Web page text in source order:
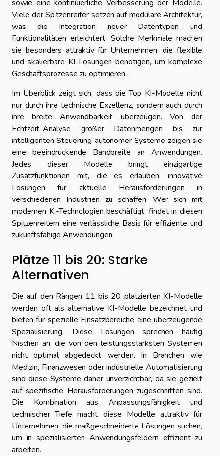
sowie eine kontinuierliche Verbesserung der Modelle.
Viele der Spitzenreiter setzen auf modulare Architektur,
was die Integration neuer Datentypen und
Funktionalitäten erleichtert. Solche Merkmale machen
sie besonders attraktiv für Unternehmen, die flexible
und skalierbare KI-Lösungen benötigen, um komplexe
Geschäftsprozesse zu optimieren.
Im Überblick zeigt sich, dass die Top KI-Modelle nicht
nur durch ihre technische Exzellenz, sondern auch durch
ihre breite Anwendbarkeit überzeugen. Von der
Echtzeit-Analyse großer Datenmengen bis zur
intelligenten Steuerung autonomer Systeme zeigen sie
eine beeindruckende Bandbreite an Anwendungen.
Jedes dieser Modelle bringt einzigartige
Zusatzfunktionen mit, die es erlauben, innovative
Lösungen für aktuelle Herausforderungen in
verschiedenen Industrien zu schaffen. Wer sich mit
modernen KI-Technologien beschäftigt, findet in diesen
Spitzenreitern eine verlässliche Basis für effiziente und
zukunftsfähige Anwendungen.
Plätze 11 bis 20: Starke
Alternativen
Die auf den Rängen 11 bis 20 platzierten KI-Modelle
werden oft als alternative KI-Modelle bezeichnet und
bieten für spezielle Einsatzbereiche eine überzeugende
Spezialisierung. Diese Lösungen sprechen häufig
Nischen an, die von den leistungsstärksten Systemen
nicht optimal abgedeckt werden. In Branchen wie
Medizin, Finanzwesen oder industrielle Automatisierung
sind diese Systeme daher unverzichtbar, da sie gezielt
auf spezifische Herausforderungen zugeschnitten sind.
Die Kombination aus Anpassungsfähigkeit und
technischer Tiefe macht diese Modelle attraktiv für
Unternehmen, die maßgeschneiderte Lösungen suchen,
um in spezialisierten Anwendungsfeldern effizient zu
arbeiten.